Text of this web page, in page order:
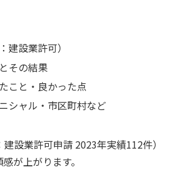
建設業許可）
その結果
こと・良かった点
シャル・市区町村など
設業許可申請 2023年実績112件）
が上がります。